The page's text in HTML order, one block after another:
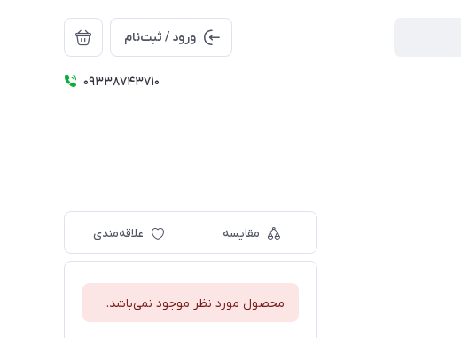
ورود / ثبت‌نام
09338743710
مقایسه علاقه‌مندی
محصول مورد نظر موجود نمی‌باشد.